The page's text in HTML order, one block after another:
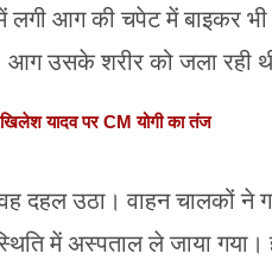
लगी आग की चपेट में बाइकर
उसके शरीर को जला रही
यादव पर CM योगी का तंज
उठा। वाहन चालकों ने
में अस्पताल ले जाया गया।